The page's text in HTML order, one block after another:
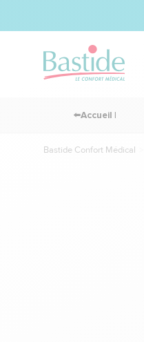
⬅️Accueil |
Bastide Confort Médical